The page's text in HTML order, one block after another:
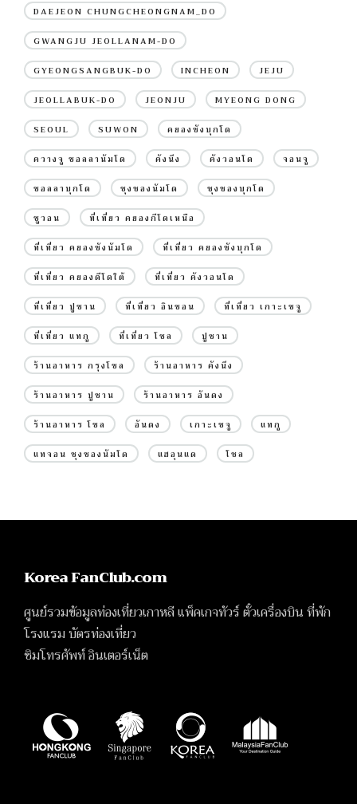
DAEJEON CHUNGCHEONGNAM_DO
GWANGJU JEOLLANAM-DO
GYEONGSANGBUK-DO INCHEON JEJU
JEOLLABUK-DO JEONJU MYEONG DONG
SEOUL SUWON คยองซังบุกโด
ควางจู ชอลลานัมโด คังนึง คังวอนโด จอนจู
ชอลลาบุกโด ชุงชองนัมโด ชุงชองบุกโด
ซูวอน ที่เที่ยว คยองกีโดเหนือ
ที่เที่ยว คยองซังนัมโด ที่เที่ยว คยองซังบุกโด
ที่เที่ยว คยองดีโดใต้ ที่เที่ยว คังวอนโด
ที่เที่ยว ปูซาน ที่เที่ยว อินชอน ที่เที่ยว เกาะเชจู
ที่เที่ยว แทกู ที่เที่ยว โซล ปูซาน
ร้านอาหาร กรุงโซล ร้านอาหาร คังนึง
ร้านอาหาร ปูซาน ร้านอาหาร อันดง
ร้านอาหาร โซล อันดง เกาะเชจู แทกู
แทจอน ชุงชองนัมโด แฮอุนแด โซล
Korea FanClub.com
ศูนย์รวมข้อมูลท่องเที่ยวเกาหลี แพ็คเกจทัวร์ ตั๋วเครื่องบิน ที่พัก
โรงแรม บัตรท่องเที่ยว
ซิมโทรศัพท์ อินเตอร์เน็ต